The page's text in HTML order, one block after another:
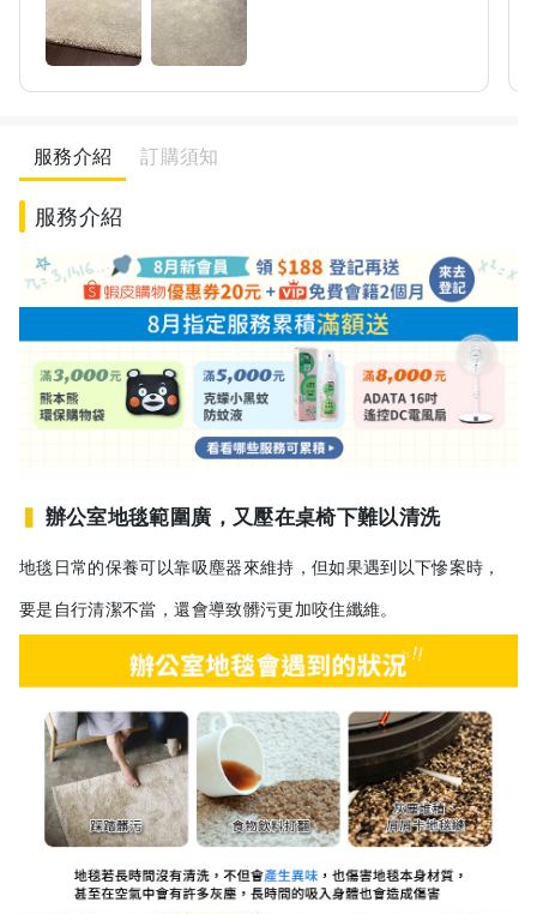
服務介紹 訂購須知
服務介紹
▍ 辦公室地毯範圍廣，又壓在桌椅下難以清洗
地毯日常的保養可以靠吸塵器來維持，但如果遇到以下慘案時，
要是自行清潔不當，還會導致髒污更加咬住纖維。